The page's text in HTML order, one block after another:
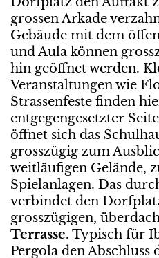
grossen Arkade
Gebäude mit dem
und Aula können
hin geöffnet werden.
Veranstaltungen wie
Strassenfeste finden
entgegengesetzter
öffnet sich das
grosszügig zum
weitläufigen Gelände,
Spielanlagen. Das
verbindet den
grosszügigen,
Terrasse. Typisch für
Pergola den Abschluss